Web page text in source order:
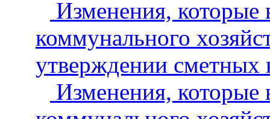
Изменения, которые
коммунального
утверждении сметных
Изменения, которые